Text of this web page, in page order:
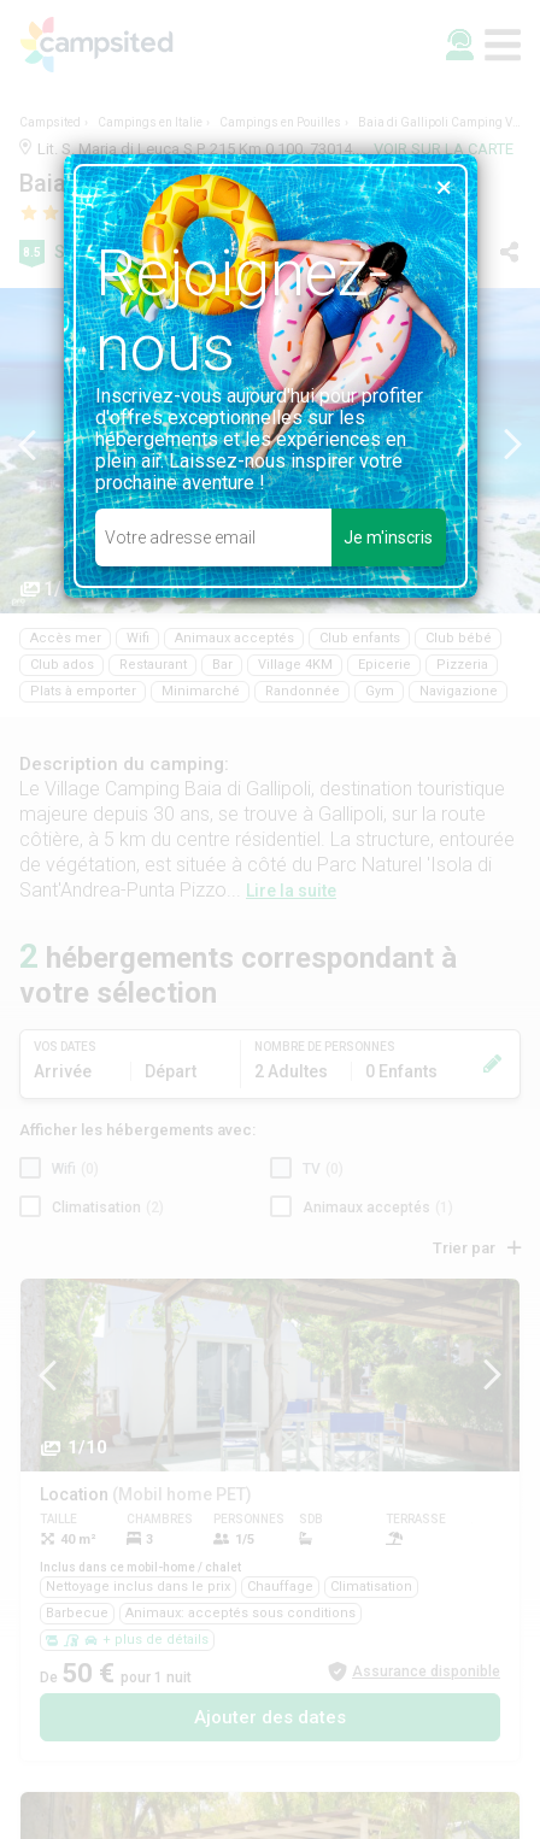
Campsited Campings en Italie Campings en Pouilles Baia di Gallipoli Camping Village
Lit. S. Maria di Leuca S.P. 215 Km 0.100, 73014, Gallipoli, Italie | 6.5KM DE GALLIPOLI VOIR SUR LA CARTE
Baia di Gallipoli Camping Village
8.5 Super 51 avis
1/14
Accès mer Wifi Animaux acceptés Club enfants
Club bébé
Club ados
Restaurant Bar Village 4KM Epicerie
Pizzeria
Plats à emporter
Minimarché Randonnée Gym Navigazione
Description du camping:
Le Village Camping Baia di Gallipoli, destination touristique
majeure depuis 30 ans, se trouve à Gallipoli, sur la route
côtière, à 5 km du centre résidentiel. La structure, entourée
de végétation, est située à côté du Parc Naturel 'Isola di
Sant'Andrea-Punta Pizzo...
Lire la suite
VOS DATES
Arrivée Départ
NOMBRE DE PERSONNES
2 Adultes 0 Enfants
2 hébergements correspondant à
votre sélection
Afficher les hébergements avec:
Wifi TV
Climatisation Animaux acceptés
Trier par
1/10
Location (Mobil home PET)
TAILLE
40 m²
CHAMBRES
3
PERSONNES
1/5
SDB TERRASSE
Inclus dans ce mobil-home / chalet
Nettoyage inclus dans le prix Chauffage
Climatisation
Barbecue
Animaux: acceptés sous conditions
+ plus de détails
De 50 € pour 1 nuit Assurance disponible
Ajouter des dates
Rejoignez-
nous
Inscrivez-vous aujourd'hui pour profiter
d'offres exceptionnelles sur les
hébergements et les expériences en
plein air. Laissez-nous inspirer votre
prochaine aventure !
Je m'inscris